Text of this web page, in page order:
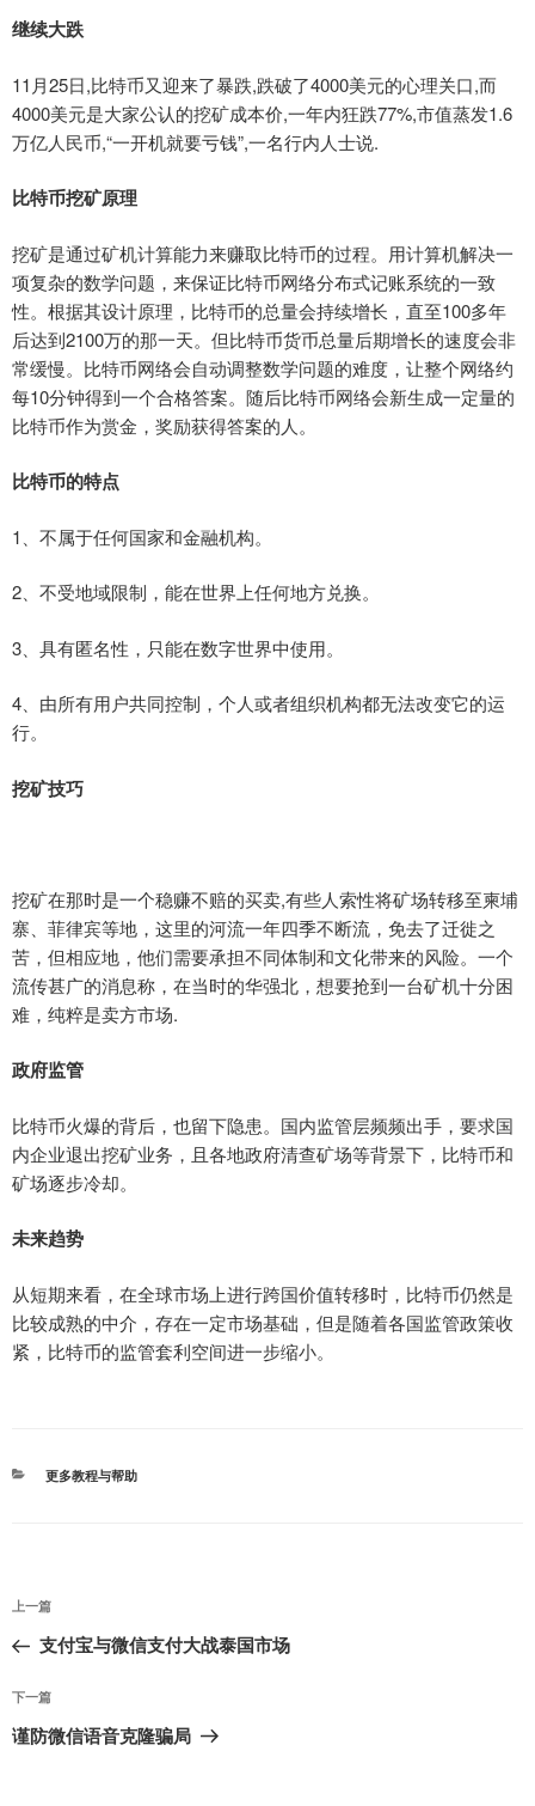
继续大跌
11月25日,比特币又迎来了暴跌,跌破了4000美元的心理关口,而
4000美元是大家公认的挖矿成本价,一年内狂跌77%,市值蒸发1.6
万亿人民币,“一开机就要亏钱”,一名行内人士说.
比特币挖矿原理
挖矿是通过矿机计算能力来赚取比特币的过程。用计算机解决一
项复杂的数学问题，来保证比特币网络分布式记账系统的一致
性。根据其设计原理，比特币的总量会持续增长，直至100多年
后达到2100万的那一天。但比特币货币总量后期增长的速度会非
常缓慢。比特币网络会自动调整数学问题的难度，让整个网络约
每10分钟得到一个合格答案。随后比特币网络会新生成一定量的
比特币作为赏金，奖励获得答案的人。
比特币的特点
1、不属于任何国家和金融机构。
2、不受地域限制，能在世界上任何地方兑换。
3、具有匿名性，只能在数字世界中使用。
4、由所有用户共同控制，个人或者组织机构都无法改变它的运
行。
挖矿技巧
挖矿在那时是一个稳赚不赔的买卖,有些人索性将矿场转移至柬埔
寨、菲律宾等地，这里的河流一年四季不断流，免去了迁徙之
苦，但相应地，他们需要承担不同体制和文化带来的风险。一个
流传甚广的消息称，在当时的华强北，想要抢到一台矿机十分困
难，纯粹是卖方市场.
政府监管
比特币火爆的背后，也留下隐患。国内监管层频频出手，要求国
内企业退出挖矿业务，且各地政府清查矿场等背景下，比特币和
矿场逐步冷却。
未来趋势
从短期来看，在全球市场上进行跨国价值转移时，比特币仍然是
比较成熟的中介，存在一定市场基础，但是随着各国监管政策收
紧，比特币的监管套利空间进一步缩小。
分
更多教程与帮助
文
导
航
上
一
文
章
上一篇
支付宝与微信支付大战泰国市场
下
一
下一篇
谨防微信语音克隆骗局